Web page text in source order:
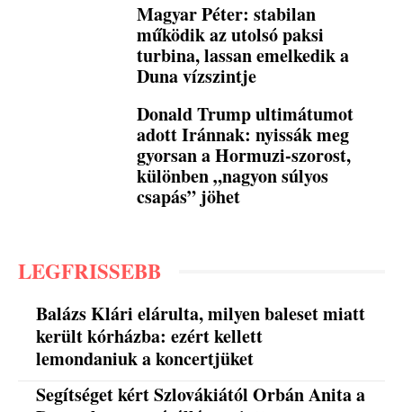
Magyar Péter: stabilan
működik az utolsó paksi
turbina, lassan emelkedik a
Duna vízszintje
Donald Trump ultimátumot
adott Iránnak: nyissák meg
gyorsan a Hormuzi-szorost,
különben „nagyon súlyos
csapás” jöhet
LEGFRISSEBB
Balázs Klári elárulta, milyen baleset miatt
került kórházba: ezért kellett
lemondaniuk a koncertjüket
Segítséget kért Szlovákiától Orbán Anita a